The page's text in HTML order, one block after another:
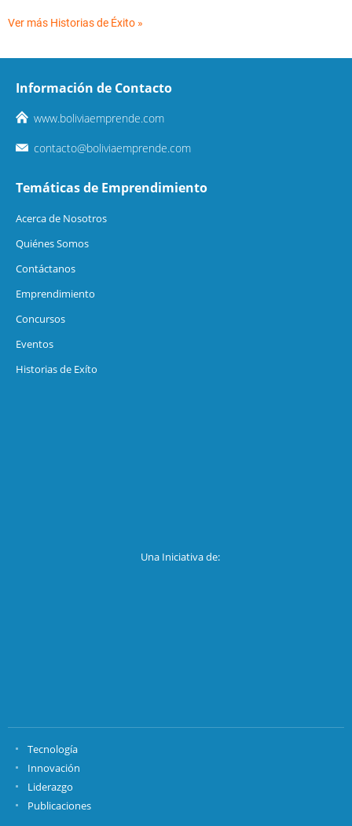
Ver más Historias de Éxito »
Información de Contacto
www.boliviaemprende.com
contacto@boliviaemprende.com
Temáticas de Emprendimiento
Acerca de Nosotros
Quiénes Somos
Contáctanos
Emprendimiento
Concursos
Eventos
Historias de Exíto
Una Iniciativa de:
Tecnología
Innovación
Liderazgo
Publicaciones